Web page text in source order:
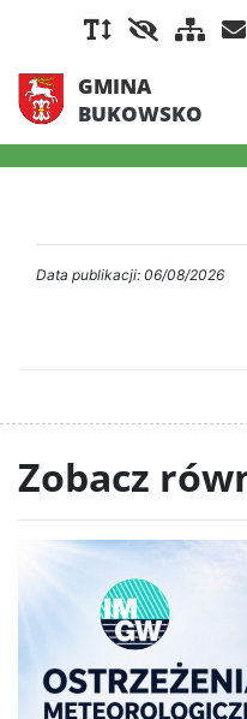
GMINA
BUKOWSKO
Data publikacji: 06/08/2026
Zobacz